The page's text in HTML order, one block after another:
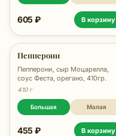
605 ₽ В корзину
Пепперони
Пепперони, сыр Моцарелла,
соус Феста, орегано, 410гр.
410 г
Большая Малая
455 ₽ В корзину